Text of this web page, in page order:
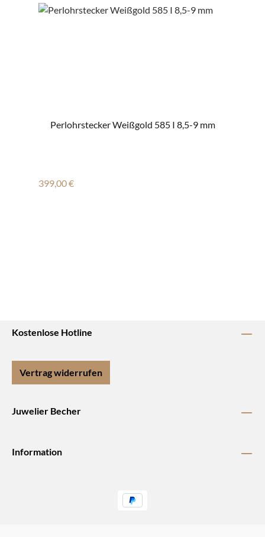
Perlohrstecker Weißgold 585 I 8,5-9 mm
Regulärer Preis:
399,00 €
Kostenlose Hotline
Vertrag widerrufen
Juwelier Becher
Information